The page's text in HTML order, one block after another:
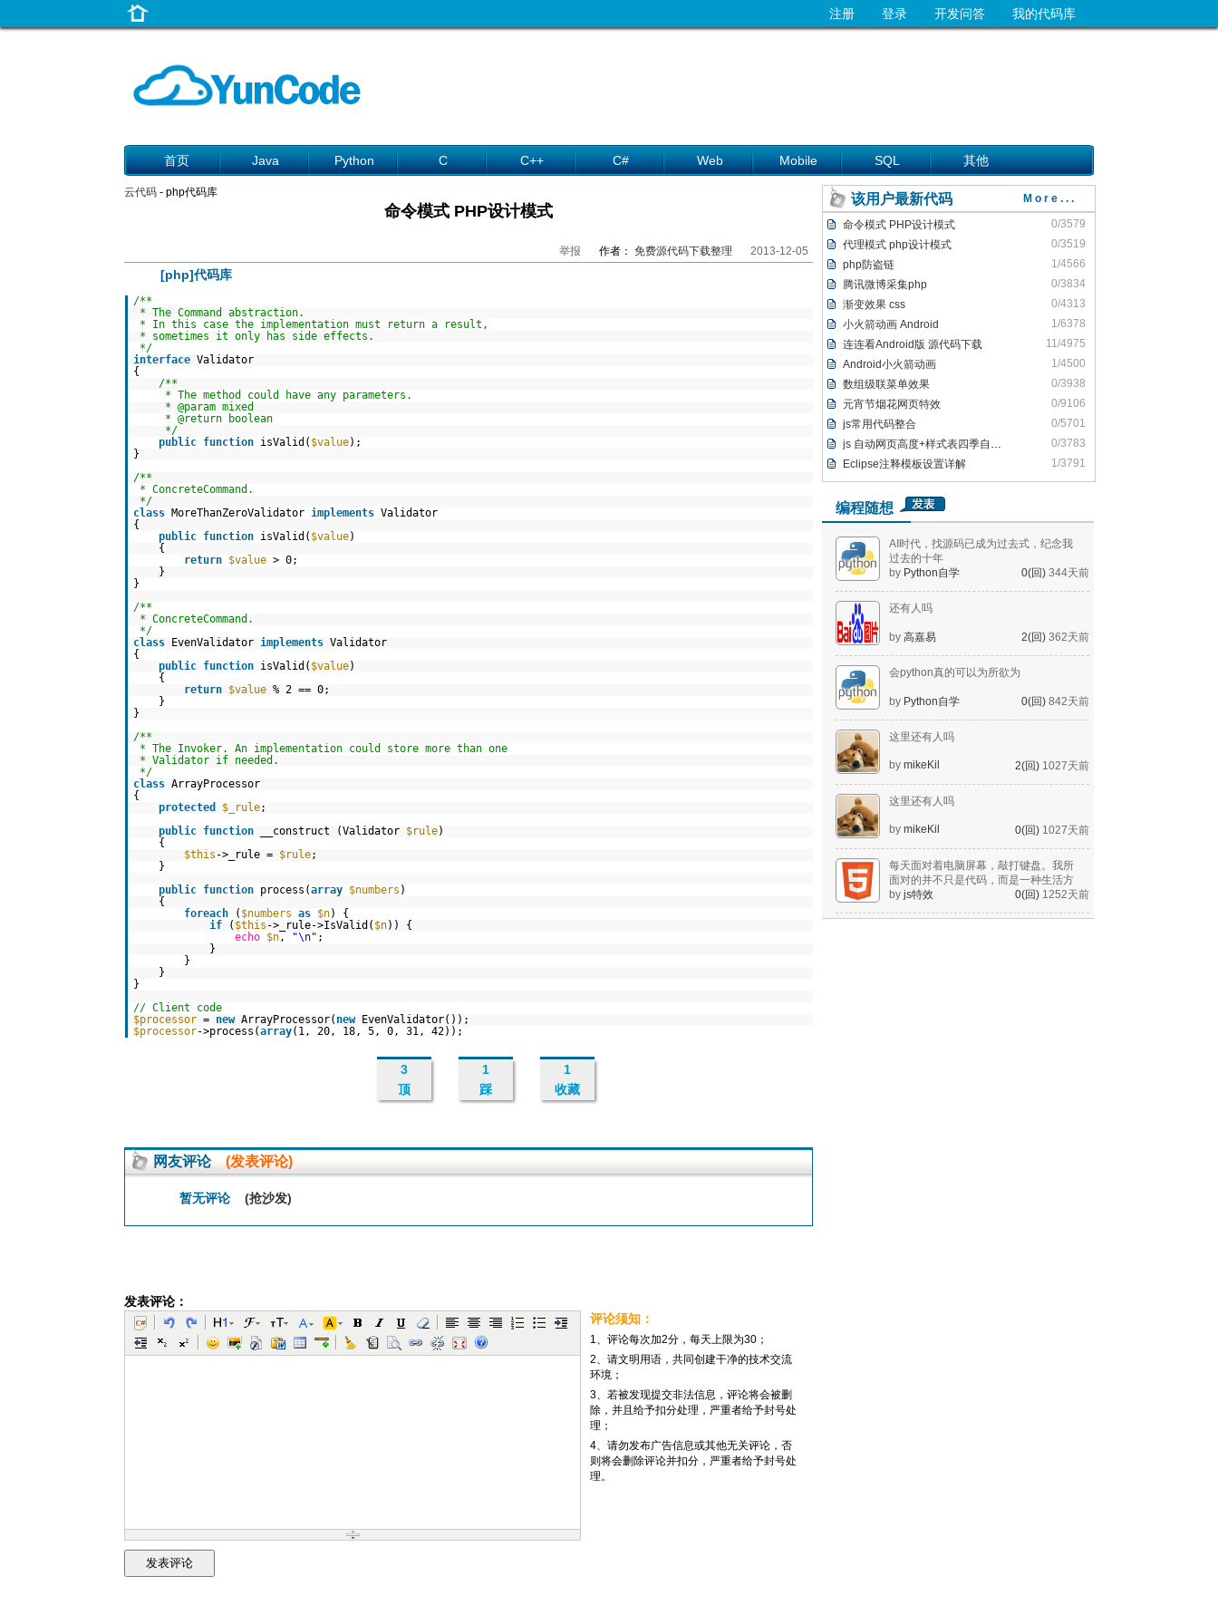
我的代码库
开发问答
登录
注册
首页 Java Python C C++ C# Web Mobile SQL 其他
该用户最新代码
More...
0/3579
命令模式 PHP设计模式
0/3519
代理模式 php设计模式
1/4566
php防盗链
0/3834
腾讯微博采集php
0/4313
渐变效果 css
1/6378
小火箭动画 Android
11/4975
连连看Android版 源代码下载
1/4500
Android小火箭动画
0/3938
数组级联菜单效果
0/9106
元宵节烟花网页特效
0/5701
js常用代码整合
0/3783
js 自动网页高度+样式表四季自动切换
1/3791
Eclipse注释模板设置详解
编程随想
AI时代，找源码已成为过去式，纪念我
过去的十年
by Python自学 0(回) 344天前
还有人吗
by 高嘉易 2(回) 362天前
会python真的可以为所欲为
by Python自学 0(回) 842天前
这里还有人吗
by mikeKil 2(回) 1027天前
这里还有人吗
by mikeKil 0(回) 1027天前
每天面对着电脑屏幕，敲打键盘。我所
面对的并不只是代码，而是一种生活方
式。
by js特效 0(回) 1252天前
云代码 - php代码库
命令模式 PHP设计模式
2013-12-05
作者： 免费源代码下载整理
举报
[php]代码库
/**
* The Command abstraction.
* In this case the implementation must return a result,
* sometimes it only has side effects.
*/
interface Validator
{
/**
* The method could have any parameters.
* @param mixed
* @return boolean
*/
public function isValid( $value);
}
/**
* ConcreteCommand.
*/
class MoreThanZeroValidator implements Validator
{
public function isValid( $value)
{
return $value > 0;
}
}
/**
* ConcreteCommand.
*/
class
EvenValidator implements Validator
{
public function isValid( $value)
{
return $value % 2 == 0;
}
}
/**
* The Invoker. An implementation could store more than one
* Validator if needed.
*/
class ArrayProcessor
{
protected
$_rule;
public function __construct (Validator $rule)
{
$this ->_rule = $rule;
}
public function process(array $numbers )
{
foreach
( $numbers as $n) {
if
( $this ->_rule->IsValid( $n)) {
echo $n, "\n" ;
}
}
}
}
// Client code
$processor = new ArrayProcessor( new
EvenValidator());
$processor->process(array(1, 20, 18, 5, 0, 31, 42));
3
顶
1
踩
1
收藏
网友评论 (发表评论)
暂无评论 (抢沙发)
发表评论：
评论须知：
1、评论每次加2分，每天上限为30；
2、请文明用语，共同创建干净的技术交流
环境；
3、若被发现提交非法信息，评论将会被删
除，并且给予扣分处理，严重者给予封号处
理；
4、请勿发布广告信息或其他无关评论，否
则将会删除评论并扣分，严重者给予封号处
理。